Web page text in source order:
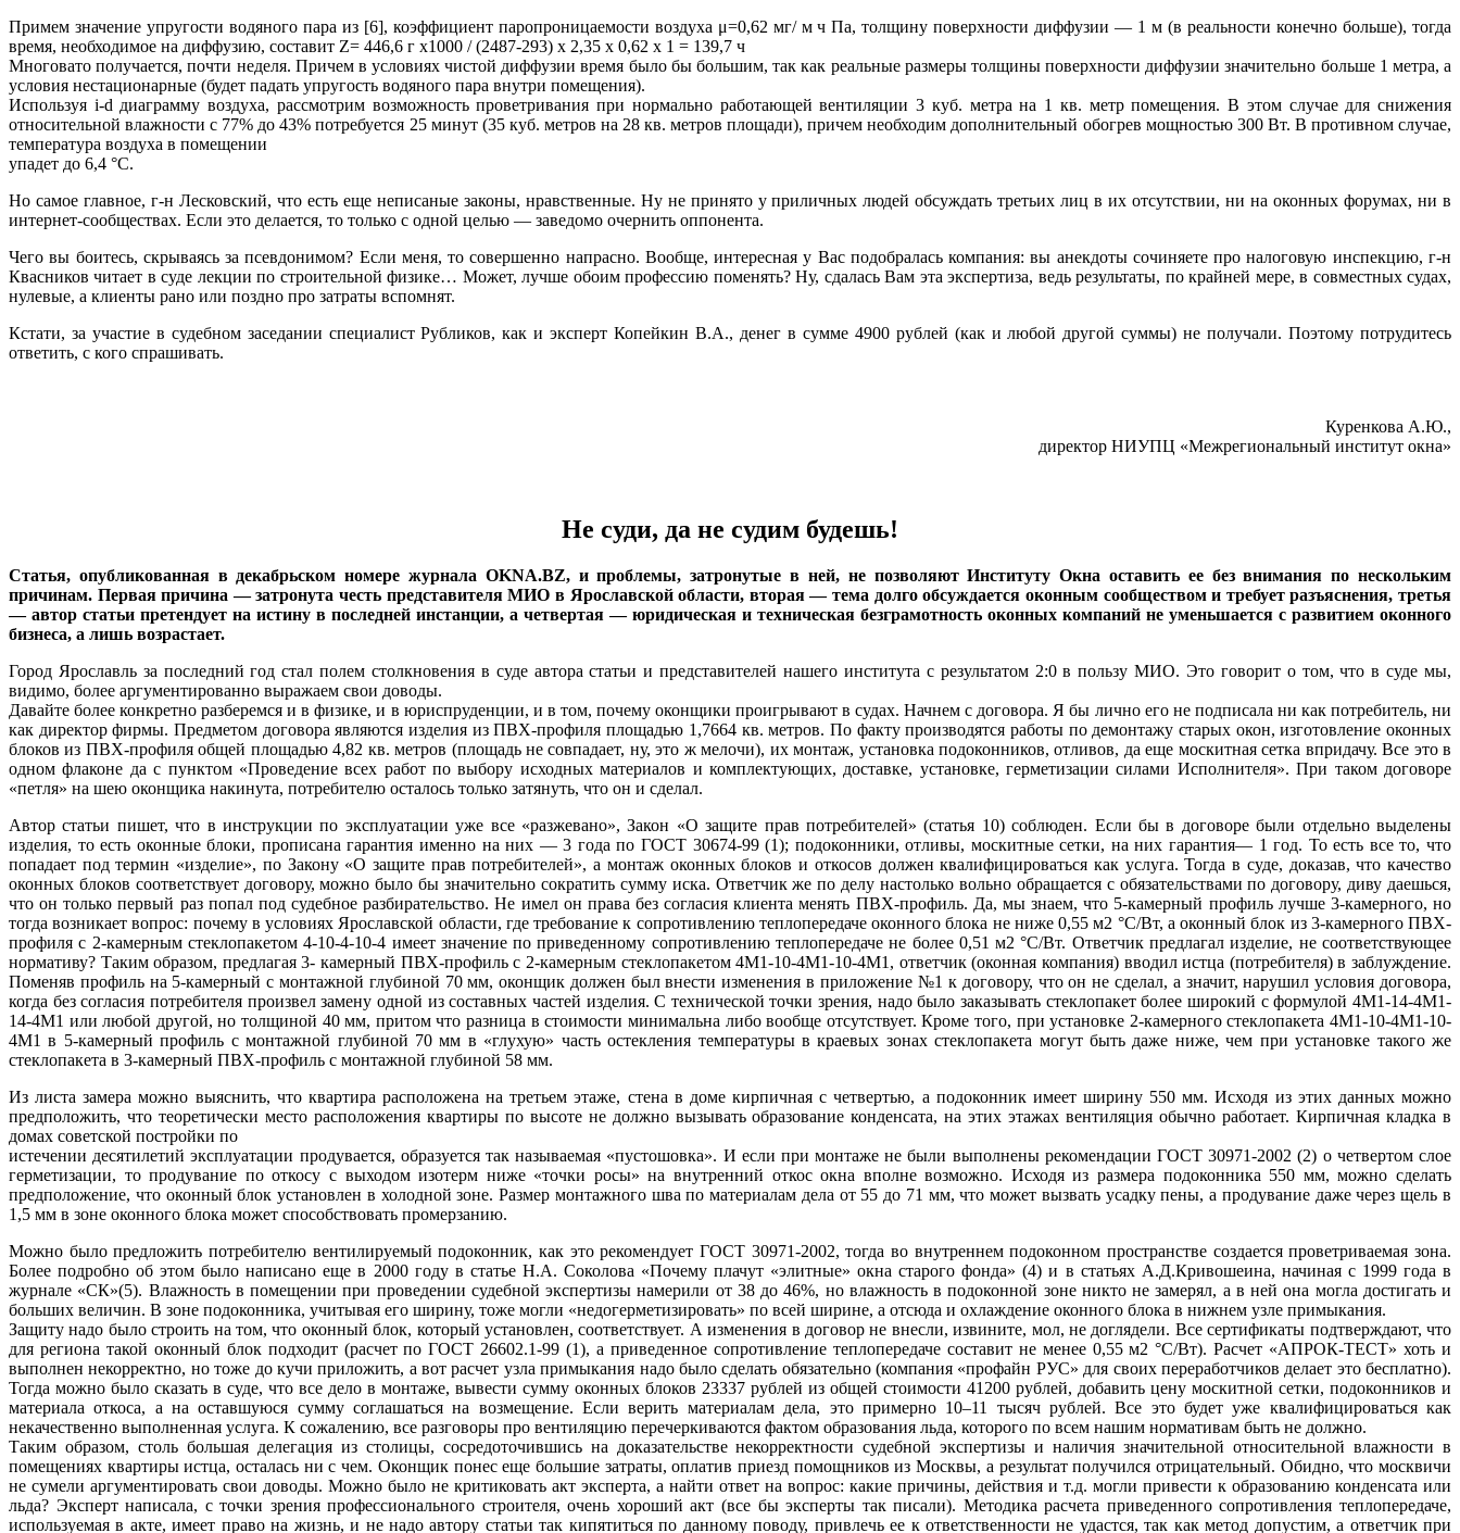
Примем значение упругости водяного пара из [6], коэффициент паропроницаемости воздуха μ=0,62 мг/ м ч Па, толщину поверхности диффузии — 1 м (в реальности конечно больше), тогда
время, необходимое на диффузию, составит Z= 446,6 г х1000 / (2487-293) х 2,35 х 0,62 х 1 = 139,7 ч
Многовато получается, почти неделя. Причем в условиях чистой диффузии время было бы большим, так как реальные размеры толщины поверхности диффузии значительно больше 1 метра, а
условия нестационарные (будет падать упругость водяного пара внутри помещения).
Используя i-d диаграмму воздуха, рассмотрим возможность проветривания при нормально работающей вентиляции 3 куб. метра на 1 кв. метр помещения. В этом случае для снижения
относительной влажности с 77% до 43% потребуется 25 минут (35 куб. метров на 28 кв. метров площади), причем необходим дополнительный обогрев мощностью 300 Вт. В противном случае,
температура воздуха в помещении
упадет до 6,4 °С.
Но самое главное, г-н Лесковский, что есть еще неписаные законы, нравственные. Ну не принято у приличных людей обсуждать третьих лиц в их отсутствии, ни на оконных форумах, ни в
интернет-сообществах. Если это делается, то только с одной целью — заведомо очернить оппонента.
Чего вы боитесь, скрываясь за псевдонимом? Если меня, то совершенно напрасно. Вообще, интересная у Вас подобралась компания: вы анекдоты сочиняете про налоговую инспекцию, г-н
Квасников читает в суде лекции по строительной физике… Может, лучше обоим профессию поменять? Ну, сдалась Вам эта экспертиза, ведь результаты, по крайней мере, в совместных судах,
нулевые, а клиенты рано или поздно про затраты вспомнят.
Кстати, за участие в судебном заседании специалист Рубликов, как и эксперт Копейкин В.А., денег в сумме 4900 рублей (как и любой другой суммы) не получали. Поэтому потрудитесь
ответить, с кого спрашивать.
Куренкова А.Ю.,
директор НИУПЦ «Межрегиональный институт окна»
Не суди, да не судим будешь!
Статья, опубликованная в декабрьском номере журнала OKNA.BZ, и проблемы, затронутые в ней, не позволяют Институту Окна оставить ее без внимания по нескольким
причинам. Первая причина — затронута честь представителя МИО в Ярославской области, вторая — тема долго обсуждается оконным сообществом и требует разъяснения, третья
— автор статьи претендует на истину в последней инстанции, а четвертая — юридическая и техническая безграмотность оконных компаний не уменьшается с развитием оконного
бизнеса, а лишь возрастает.
Город Ярославль за последний год стал полем столкновения в суде автора статьи и представителей нашего института с результатом 2:0 в пользу МИО. Это говорит о том, что в суде мы,
видимо, более аргументированно выражаем свои доводы.
Давайте более конкретно разберемся и в физике, и в юриспруденции, и в том, почему оконщики проигрывают в судах. Начнем с договора. Я бы лично его не подписала ни как потребитель, ни
как директор фирмы. Предметом договора являются изделия из ПВХ-профиля площадью 1,7664 кв. метров. По факту производятся работы по демонтажу старых окон, изготовление оконных
блоков из ПВХ-профиля общей площадью 4,82 кв. метров (площадь не совпадает, ну, это ж мелочи), их монтаж, установка подоконников, отливов, да еще москитная сетка впридачу. Все это в
одном флаконе да с пунктом «Проведение всех работ по выбору исходных материалов и комплектующих, доставке, установке, герметизации силами Исполнителя». При таком договоре
«петля» на шею оконщика накинута, потребителю осталось только затянуть, что он и сделал.
Автор статьи пишет, что в инструкции по эксплуатации уже все «разжевано», Закон «О защите прав потребителей» (статья 10) соблюден. Если бы в договоре были отдельно выделены
изделия, то есть оконные блоки, прописана гарантия именно на них — 3 года по ГОСТ 30674-99 (1); подоконники, отливы, москитные сетки, на них гарантия— 1 год. То есть все то, что
попадает под термин «изделие», по Закону «О защите прав потребителей», а монтаж оконных блоков и откосов должен квалифицироваться как услуга. Тогда в суде, доказав, что качество
оконных блоков соответствует договору, можно было бы значительно сократить сумму иска. Ответчик же по делу настолько вольно обращается с обязательствами по договору, диву даешься,
что он только первый раз попал под судебное разбирательство. Не имел он права без согласия клиента менять ПВХ-профиль. Да, мы знаем, что 5-камерный профиль лучше 3-камерного, но
тогда возникает вопрос: почему в условиях Ярославской области, где требование к сопротивлению теплопередаче оконного блока не ниже 0,55 м2 °С/Вт, а оконный блок из 3-камерного ПВХ-
профиля с 2-камерным стеклопакетом 4-10-4-10-4 имеет значение по приведенному сопротивлению теплопередаче не более 0,51 м2 °С/Вт. Ответчик предлагал изделие, не соответствующее
нормативу? Таким образом, предлагая 3- камерный ПВХ-профиль с 2-камерным стеклопакетом 4М1-10-4М1-10-4М1, ответчик (оконная компания) вводил истца (потребителя) в заблуждение.
Поменяв профиль на 5-камерный с монтажной глубиной 70 мм, оконщик должен был внести изменения в приложение №1 к договору, что он не сделал, а значит, нарушил условия договора,
когда без согласия потребителя произвел замену одной из составных частей изделия. С технической точки зрения, надо было заказывать стеклопакет более широкий с формулой 4М1-14-4М1-
14-4М1 или любой другой, но толщиной 40 мм, притом что разница в стоимости минимальна либо вообще отсутствует. Кроме того, при установке 2-камерного стеклопакета 4М1-10-4М1-10-
4М1 в 5-камерный профиль с монтажной глубиной 70 мм в «глухую» часть остекления температуры в краевых зонах стеклопакета могут быть даже ниже, чем при установке такого же
стеклопакета в 3-камерный ПВХ-профиль с монтажной глубиной 58 мм.
Из листа замера можно выяснить, что квартира расположена на третьем этаже, стена в доме кирпичная с четвертью, а подоконник имеет ширину 550 мм. Исходя из этих данных можно
предположить, что теоретически место расположения квартиры по высоте не должно вызывать образование конденсата, на этих этажах вентиляция обычно работает. Кирпичная кладка в
домах советской постройки по
истечении десятилетий эксплуатации продувается, образуется так называемая «пустошовка». И если при монтаже не были выполнены рекомендации ГОСТ 30971-2002 (2) о четвертом слое
герметизации, то продувание по откосу с выходом изотерм ниже «точки росы» на внутренний откос окна вполне возможно. Исходя из размера подоконника 550 мм, можно сделать
предположение, что оконный блок установлен в холодной зоне. Размер монтажного шва по материалам дела от 55 до 71 мм, что может вызвать усадку пены, а продувание даже через щель в
1,5 мм в зоне оконного блока может способствовать промерзанию.
Можно было предложить потребителю вентилируемый подоконник, как это рекомендует ГОСТ 30971-2002, тогда во внутреннем подоконном пространстве создается проветриваемая зона.
Более подробно об этом было написано еще в 2000 году в статье Н.А. Соколова «Почему плачут «элитные» окна старого фонда» (4) и в статьях А.Д.Кривошеина, начиная с 1999 года в
журнале «СК»(5). Влажность в помещении при проведении судебной экспертизы намерили от 38 до 46%, но влажность в подоконной зоне никто не замерял, а в ней она могла достигать и
больших величин. В зоне подоконника, учитывая его ширину, тоже могли «недогерметизировать» по всей ширине, а отсюда и охлаждение оконного блока в нижнем узле примыкания.
Защиту надо было строить на том, что оконный блок, который установлен, соответствует. А изменения в договор не внесли, извините, мол, не доглядели. Все сертификаты подтверждают, что
для региона такой оконный блок подходит (расчет по ГОСТ 26602.1-99 (1), а приведенное сопротивление теплопередаче составит не менее 0,55 м2 °С/Вт). Расчет «АПРОК-ТЕСТ» хоть и
выполнен некорректно, но тоже до кучи приложить, а вот расчет узла примыкания надо было сделать обязательно (компания «профайн РУС» для своих переработчиков делает это бесплатно).
Тогда можно было сказать в суде, что все дело в монтаже, вывести сумму оконных блоков 23337 рублей из общей стоимости 41200 рублей, добавить цену москитной сетки, подоконников и
материала откоса, а на оставшуюся сумму соглашаться на возмещение. Если верить материалам дела, это примерно 10–11 тысяч рублей. Все это будет уже квалифицироваться как
некачественно выполненная услуга. К сожалению, все разговоры про вентиляцию перечеркиваются фактом образования льда, которого по всем нашим нормативам быть не должно.
Таким образом, столь большая делегация из столицы, сосредоточившись на доказательстве некорректности судебной экспертизы и наличия значительной относительной влажности в
помещениях квартиры истца, осталась ни с чем. Оконщик понес еще большие затраты, оплатив приезд помощников из Москвы, а результат получился отрицательный. Обидно, что москвичи
не сумели аргументировать свои доводы. Можно было не критиковать акт эксперта, а найти ответ на вопрос: какие причины, действия и т.д. могли привести к образованию конденсата или
льда? Эксперт написала, с точки зрения профессионального строителя, очень хороший акт (все бы эксперты так писали). Методика расчета приведенного сопротивления теплопередаче,
используемая в акте, имеет право на жизнь, и не надо автору статьи так кипятиться по данному поводу, привлечь ее к ответственности не удастся, так как метод допустим, а ответчик при